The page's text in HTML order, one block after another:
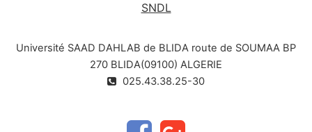
SNDL
Université SAAD DAHLAB de BLIDA route de SOUMAA BP
270 BLIDA(09100) ALGERIE
025.43.38.25-30